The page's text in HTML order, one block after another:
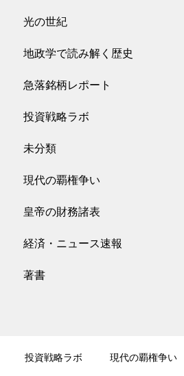
光の世紀
地政学で読み解く歴史
急落銘柄レポート
投資戦略ラボ
未分類
現代の覇権争い
皇帝の財務諸表
経済・ニュース速報
著書
投資戦略ラボ 現代の覇権争い